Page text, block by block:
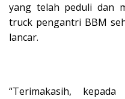
yang telah peduli dan
truck pengantri BBM
lancar.
“Terimakasih,